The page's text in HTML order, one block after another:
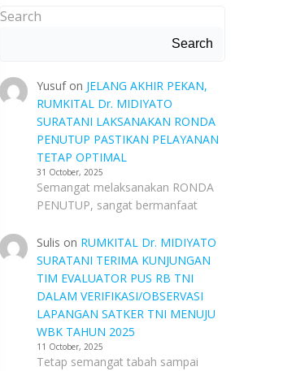
Search
Search
Yusufon JELANG AKHIR PEKAN,
RUMKITAL Dr. MIDIYATO
SURATANI LAKSANAKAN RONDA
PENUTUP PASTIKAN PELAYANAN
TETAP OPTIMAL
31 October, 2025
Semangat melaksanakan RONDA
PENUTUP, sangat bermanfaat
Sulis on RUMKITAL Dr. MIDIYATO
SURATANI TERIMA KUNJUNGAN
TIM EVALUATOR PUS RB TNI
DALAM VERIFIKASI/OBSERVASI
LAPANGAN SATKER TNI MENUJU
WBK TAHUN 2025
11 October, 2025
Tetap semangat tabah sampai